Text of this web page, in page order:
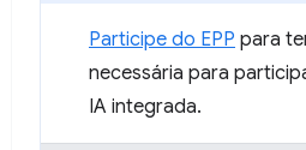
Participe do EPP para
necessária para
IA integrada.